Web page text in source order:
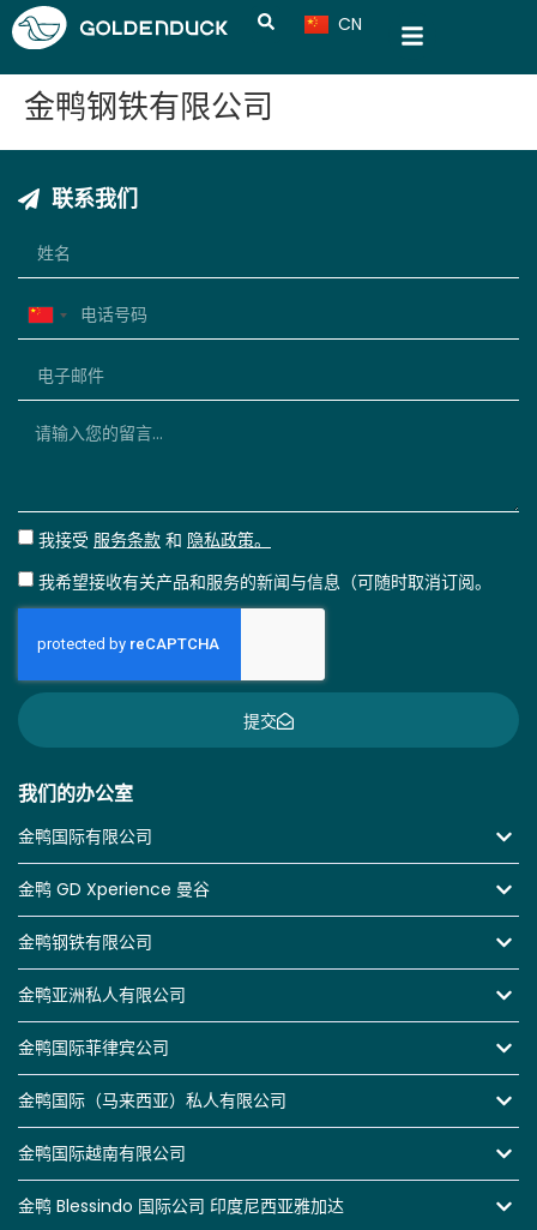
CN
VN
金鸭钢铁有限公司
我们的办公室
金鸭国际有限公司
金鸭 GD Xperience 曼谷
金鸭钢铁有限公司
金鸭亚洲私人有限公司
金鸭国际菲律宾公司
金鸭国际（马来西亚）私人有限公司
金鸭国际越南有限公司
金鸭 Blessindo 国际公司 印度尼西亚雅加达
联系我们
China
我接受 服务条款 和 隐私政策。
我希望接收有关产品和服务的新闻与信息（可随时取消订阅。
提交